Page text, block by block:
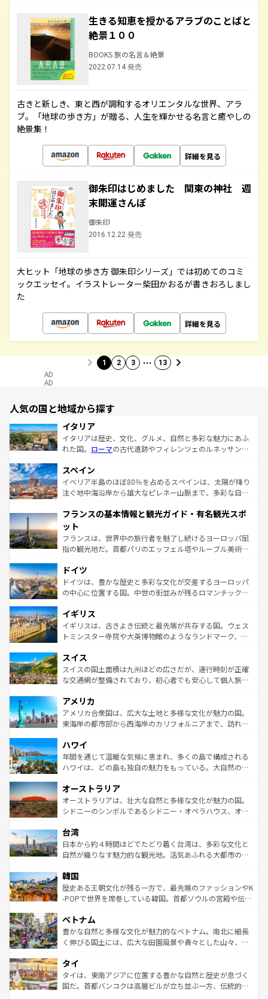
生きる知恵を授かるアラブのことばと
絶景１００
BOOKS 旅の名言＆絶景
2022.07.14 発売
古きと新しき、東と西が調和するオリエンタルな世界、アラ
ブ。「地球の歩き方」が贈る、人生を輝かせる名言と癒やしの
絶景集！
詳細を見る
御朱印はじめました 関東の神社 週
末開運さんぽ
御朱印
2016.12.22 発売
大ヒット「地球の歩き方 御朱印シリーズ」では初めてのコミ
ックエッセイ。イラストレーター柴田かおるが書きおろしまし
た
詳細を見る
1 2 3 … 13
AD
AD
人気の国と地域から探す
イタリア
イタリアは歴史、文化、グルメ、自然と多彩な魅力にあふ
れた国。 ローマの古代遺跡やフィレンツェのルネッサンス
ろん、トスカーナの美しい田園風景やアマルフィ海岸の絶
景など、自然景観も見逃せない。観光の合間には、本場の
ピザやパスタなど、絶品のイタリア料理を堪能することも
ませてくれるイタリアで、忘れられない旅をしてみよう！
なお、新着のイタリア情報は
しい。
スペイン
イベリア半島のほぼ80％を占めるスペインは、太陽が降り
注ぐ地中海沿岸から雄大なピレネー山脈まで、多彩な自然
文化が根付くこの国では、情熱的なフラメンコ、熱気あふ
れる闘牛、そして美味しいタパスが生活の一部となってい
る。首都マドリードの洗練された雰囲気や、バルセロナの
アートに溢れた街角から、地方では古代ローマ遺跡や中世
せる。地方によって風土や気候が異なるスペインはその個
性で訪れる人を魅了する。 なお、新着のスペイン情報は コ
ンテンツ一覧を参照してほしい。
フランスの基本情報と観光ガイド・有名観光スポ
ット
フランスは、世界中の旅行者を魅了し続けるヨーロッパ屈
指の観光地だ。首都パリのエッフェル塔やルーブル美術館
で、幅広い魅力が詰まっている。華麗な宮殿、歴史的な大
聖堂、美しいビーチ、そして豊かな自然が、訪れる者を心
から魅了する。また、フランスは美食の国としても知ら
いる。シャンパンの発祥地であるランス、プロヴァンスの
香り高いラベンダー畑など、多彩な楽しみ方が可能だ。さ
らに、パリ以外の地域にも魅力が溢れており、どの街角に
れる地方に足を運ぶとそれぞれで全く異なる文化を体験で
きるだろう。 なお、新着のフランス情報はコンテンツ一覧
を参照してほしい。
ドイツ
ドイツは、豊かな歴史と多彩な文化が交差するヨーロッパ
の中心に位置する国。中世の街並みが残るロマンチック街
顔を持つこの国は、どこを歩いても飽きることがない。ベ
ルリンの文化的活気、バイエルン州のアルプスの絶景、そ
してライン川沿いのワイン畑といった風景は必見。ビール
は、お酒好きな人にはぜひ体験してほしい。 なお、新着の
ドイツ情報はコンテンツ一覧を参照してほしい。
イギリス
イギリスは、古きよき伝統と最先端が共存する国。ウェス
トミンスター寺院や大英博物館のようなランドマーク、歴
リアごとに異なる魅力がある。また、優雅なアフタヌーン
ティー、ビール好きにはたまらない英国パブ、サッカー観
戦など、本場だからこそできる体験も豊富。イギリスを旅
ンツ一覧を参照してほしい。
スイス
スイスの国土面積は九州ほどの広さだが、運行時刻が正確
な交通網が整備されており、初心者でも安心して個人旅行
の建物がそのまま残る町や、スイスならではのユニークな
博物館もあり、アルプス観光だけでなく町歩きも満喫する
ことができる。国民の所得が高いため物価も高いが、旅行
ば市内交通費無料で観光を楽しむこともできる。 なお、新
着のスイス情報はコンテンツ一覧 を参照してほしい。
アメリカ
アメリカ合衆国は、広大な土地と多様な文化が魅力の国。
東海岸の都市部から西海岸のカリフォルニアまで、訪れる
のような巨大都市は、観光、ショッピング、エンターテイ
ンメントが詰まった刺激的なスポットだ。一方、アメリカ
西部には大自然が広がり、グランドキャニオンやイエロー
部のニューオーリンズでは、音楽と美食が融合した独特の
文化が魅力。旅行者はアメリカの各地域で異なる魅力を楽
しみながら、その多様性と豊かな歴史を感じることができ
ならではの贅沢な旅のスタイルだ。 なお、新着のアメリカ
情報はコンテンツ一覧を参照してほしい。
ハワイ
年間を通じて温暖な気候に恵まれ、多くの島で構成される
ハワイは、どの島も独自の魅力をもっている。大自然の神
ワイ島は見逃せない。また、定番の観光地といえばオアフ
島だが、静かな自然を求めるならマウイ島やカウアイ島が
おすすめ。エメラルドグリーンに輝く海をはじめ、豊かな
れるおもてなしの心で訪れる人々を迎えてくれるハワイの
人々、おいしいローカルフードやハワイアンミュージッ
ク、伝統的なフラダンスなど、すべてがハワイの魅力を彩
ワイを、存分に味わってほしい。 なお、新着のハワイ情報
はコンテンツ一覧を参照してほしい。
オーストラリア
オーストラリアは、壮大な自然と多様な文化が魅力の国。
シドニーのシンボルであるシドニー・オペラハウス、オー
リアリーフや大陸中央部にそびえるウルル（エアーズロッ
ク）、タスマニアの美しい原生林やケアンズの熱帯雨林な
ど、見どころがたくさん。また、カフェやワイン、オージ
いる。アクティビティも充実しており、サーフィンやダイ
ビング、ハイキングなど、アウトドア好きにはたまらな
い。オーストラリアの多彩な魅力を存分に味わいつくそ
参照してほしい。
台湾
日本から約４時間ほどでたどり着く台湾は、多彩な文化と
自然が織りなす魅力的な観光地。活気あふれる大都市の台
ン）、静ひつな山岳地帯である台湾東部など、都市の喧騒
と山間の静けさが共存しており、訪れる人に新しい発見と
驚きをもたらしてくれる。また、奥深い台湾の食文化も魅
容にもいいと評判のスイーツなど、バラエティ豊かな料理
が味わえる。 なお、新着の台湾情報は コンテンツ一覧を参
照してほしい。
韓国
歴史ある王朝文化が残る一方で、最先端のファッションやK
-POPで世界を席巻している韓国。首都ソウルの宮殿や伝統
き、地方に足を延ばせば四季折々の自然美を楽しむことが
できる。そして、キムチや焼肉、絶品のストリートフード
まで、さまざまな韓国料理が待っている。夜には、韓国な
リティに包まれながら、韓国の多彩な魅力を心ゆくまで味
わってみてほしい。 なお、新着の韓国情報はコンテンツ一
覧を参照してほしい。
ベトナム
豊かな自然と多様な文化が魅力的なベトナム。南北に細長
く伸びる国土には、広大な田園風景や青々とした山々、世
急速な発展と共に伝統が息づく。ハノイの古い町並みやホ
ーチミン市のフランス統治時代の建物も、独特の雰囲気を
醸し出している。また、バラエティの豊かさとおいしさで
タイ
タイは、東南アジアに位置する豊かな自然と歴史が息づく
国だ。首都バンコクは高層ビルが立ち並ぶ一方、伝統的な